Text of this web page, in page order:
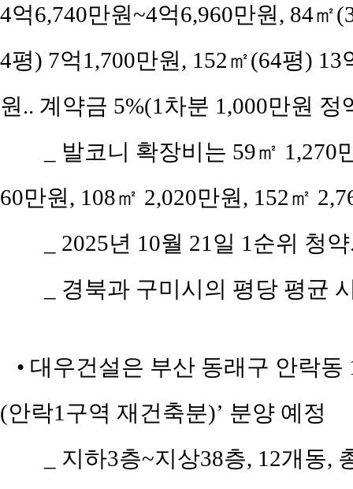
4억6,740만원~4억6,960만원, 84㎡
4평) 7억1,700만원, 152㎡(64평)
원.. 계약금 5%(1차분 1,000만원
_ 발코니 확장비는 59㎡ 1,270
60만원, 108㎡ 2,020만원, 152㎡
_ 2025년 10월 21일 1순위 청
_ 경북과 구미시의 평당 평균
• 대우건설은 부산 동래구 안락동
(안락1구역 재건축분)’ 분양 예정
_ 지하3층~지상38층, 12개동,